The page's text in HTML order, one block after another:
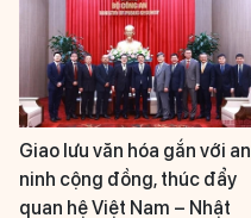
Giao lưu văn hóa gắn với an
ninh cộng đồng, thúc đẩy
quan hệ Việt Nam – Nhật